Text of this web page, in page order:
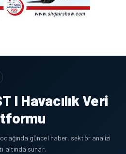
I Havacılık Veri
odağında güncel haber, sektör analizi
altında sunar.